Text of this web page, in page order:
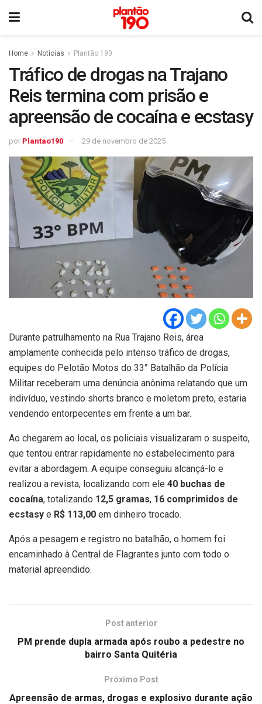
Home Notícias Plantão 190
Tráfico de drogas na Trajano
Reis termina com prisão e
apreensão de cocaína e ecstasy
por Plantao190 29 de novembro de 2025
Durante patrulhamento na Rua Trajano Reis, área
amplamente conhecida pelo intenso tráfico de drogas,
equipes do Pelotão Motos do 33° Batalhão da Polícia
Militar receberam uma denúncia anônima relatando que um
indivíduo, vestindo shorts branco e moletom preto, estaria
vendendo entorpecentes em frente a um bar.
Ao chegarem ao local, os policiais visualizaram o suspeito,
que tentou entrar rapidamente no estabelecimento para
evitar a abordagem. A equipe conseguiu alcançá-lo e
realizou a revista, localizando com ele 40 buchas de
cocaína, totalizando 12,5 gramas, 16 comprimidos de
ecstasy e R$ 113,00 em dinheiro trocado.
Após a pesagem e registro no batalhão, o homem foi
encaminhado à Central de Flagrantes junto com todo o
material apreendido.
Post anterior
PM prende dupla armada após roubo a pedestre no
bairro Santa Quitéria
Próximo Post
Apreensão de armas, drogas e explosivo durante ação